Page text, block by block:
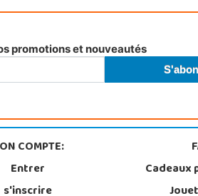
promotions et nouveautés
COMPTE:
Entrer
s'inscrire
Cadeaux